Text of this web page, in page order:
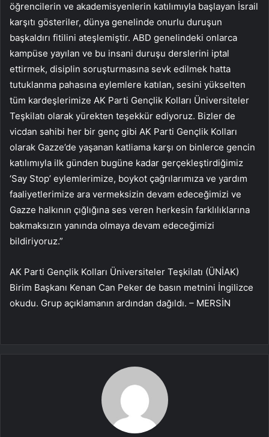
öğrencilerin ve akademisyenlerin katılımıyla başlayan İsrail
karşıtı gösteriler, dünya genelinde onurlu duruşun
başkaldırı fitilini ateşlemiştir. ABD genelindeki onlarca
kampüse yayılan ve bu insani duruşu derslerini iptal
ettirmek, disiplin soruşturmasına sevk edilmek hatta
tutuklanma pahasına eylemlere katılan, sesini yükselten
tüm kardeşlerimize AK Parti Gençlik Kolları Üniversiteler
Teşkilatı olarak yürekten teşekkür ediyoruz. Bizler de
vicdan sahibi her bir genç gibi AK Parti Gençlik Kolları
olarak Gazze’de yaşanan katliama karşı on binlerce gencin
katılımıyla ilk günden bugüne kadar gerçekleştirdiğimiz
‘Say Stop’ eylemlerimize, boykot çağrılarımıza ve yardım
faaliyetlerimize ara vermeksizin devam edeceğimizi ve
Gazze halkının çığlığına ses veren herkesin farklılıklarına
bakmaksızın yanında olmaya devam edeceğimizi
bildiriyoruz.”
AK Parti Gençlik Kolları Üniversiteler Teşkilatı (ÜNİAK)
Birim Başkanı Kenan Can Peker de basın metnini İngilizce
okudu. Grup açıklamanın ardından dağıldı. – MERSİN